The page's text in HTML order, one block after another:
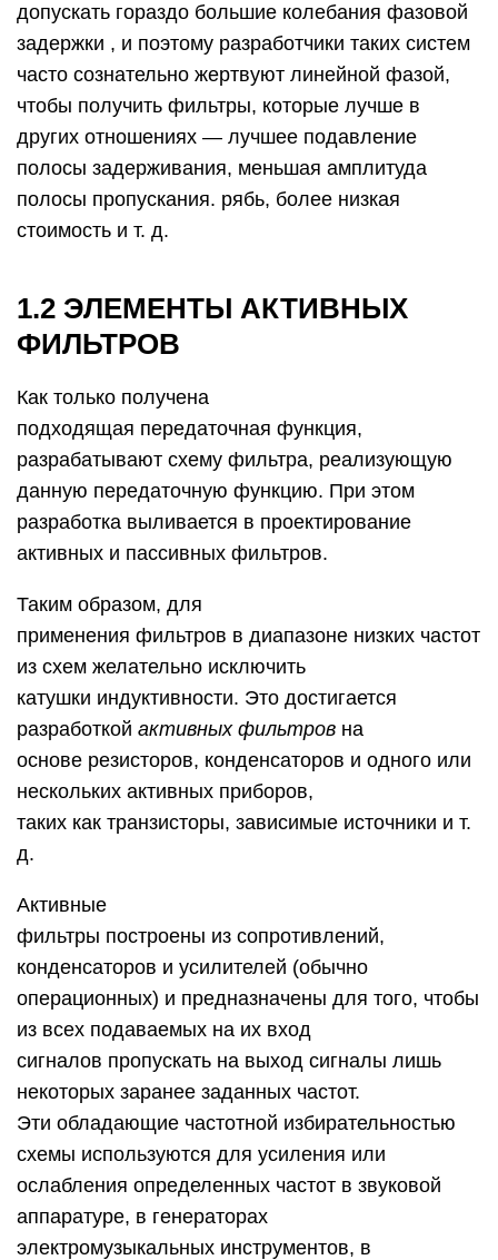
допускать гораздо большие колебания фазовой
задержки , и поэтому разработчики таких систем
часто сознательно жертвуют линейной фазой,
чтобы получить фильтры, которые лучше в
других отношениях — лучшее подавление
полосы задерживания, меньшая амплитуда
полосы пропускания. рябь, более низкая
стоимость и т. д.
1.2 ЭЛЕМЕНТЫ АКТИВНЫХ
ФИЛЬТРОВ
Как только получена
подходящая передаточная функция,
разрабатывают схему фильтра, реализующую
данную передаточную функцию. При этом
разработка выливается в проектирование
активных и пассивных фильтров.
Таким образом, для
применения фильтров в диапазоне низких частот
из схем желательно исключить
катушки индуктивности. Это достигается
разработкой активных фильтров на
основе резисторов, конденсаторов и одного или
нескольких активных приборов,
таких как транзисторы, зависимые источники и т.
д.
Активные
фильтры построены из сопротивлений,
конденсаторов и усилителей (обычно
операционных) и предназначены для того, чтобы
из всех подаваемых на их вход
сигналов пропускать на выход сигналы лишь
некоторых заранее заданных частот.
Эти обладающие частотной избирательностью
схемы используются для усиления или
ослабления определенных частот в звуковой
аппаратуре, в генераторах
электромузыкальных инструментов, в